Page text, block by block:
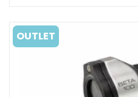
OUTLET